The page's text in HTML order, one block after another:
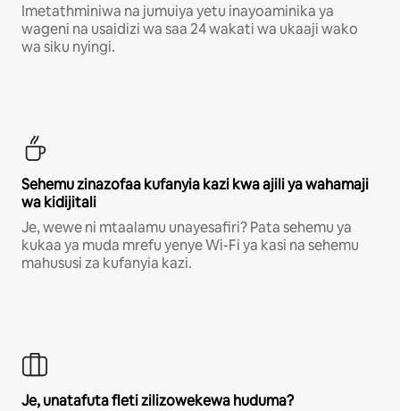
Imetathminiwa na jumuiya yetu inayoaminika ya
wageni na usaidizi wa saa 24 wakati wa ukaaji wako
wa siku nyingi.
Sehemu zinazofaa kufanyia kazi kwa ajili ya wahamaji
wa kidijitali
Je, wewe ni mtaalamu unayesafiri? Pata sehemu ya
kukaa ya muda mrefu yenye Wi-Fi ya kasi na sehemu
mahususi za kufanyia kazi.
Je, unatafuta fleti zilizowekewa huduma?